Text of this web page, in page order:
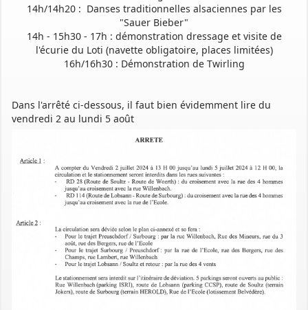
14h/14h20 : Danses traditionnelles alsaciennes par les
"Sauer Bieber"
14h - 15h30 - 17h : démonstration dressage et visite de
l'écurie du Loti (navette obligatoire, places limitées)
16h/16h30 : Démonstration de Twirling
Dans l'arrêté ci-dessous, il faut bien évidemment lire du
vendredi 2 au lundi 5 août